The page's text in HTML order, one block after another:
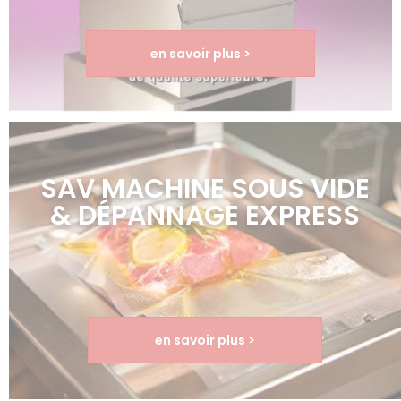
en savoir plus >
SAV MACHINE SOUS VIDE
& DÉPANNAGE EXPRESS
en savoir plus >